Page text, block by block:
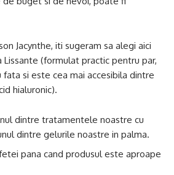
Jacynthe, iti sugeram sa alegi aici
Lissante (formulat practic pentru par,
si este cea mai accesibila dintre
hialuronic).
dintre tratamentele noastre cu
dintre gelurile noastre in palma.
pana cand produsul este aproape